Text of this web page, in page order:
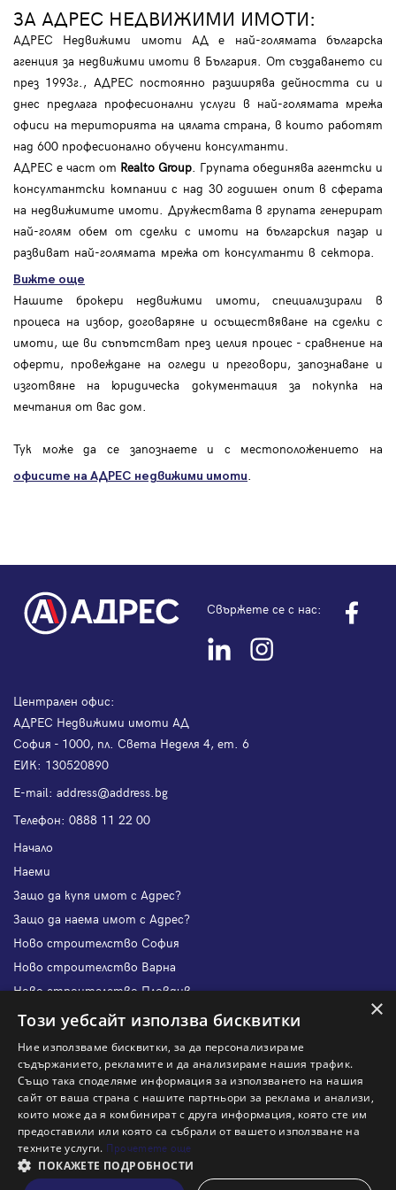
ЗА АДРЕС НЕДВИЖИМИ ИМОТИ:
АДРЕС Недвижими имоти АД е най-голямата българска
агенция за недвижими имоти в България. От създаването си
през 1993г., АДРЕС постоянно разширява дейността си и
днес предлага професионални услуги в най-голямата мрежа
офиси на територията на цялата страна, в които работят
над 600 професионално обучени консултанти.
АДРЕС е част от Realto Group. Групата обединява агентски и
консултантски компании с над 30 годишен опит в сферата
на недвижимите имоти. Дружествата в групата генерират
най-голям обем от сделки с имоти на българския пазар и
развиват най-голямата мрежа от консултанти в сектора.
Вижте още
Нашите брокери недвижими имоти, специализирали в
процеса на избор, договаряне и осъществяване на сделки с
имоти, ще ви съпътстват през целия процес - сравнение на
оферти, провеждане на огледи и преговори, запознаване и
изготвяне на юридическа документация за покупка на
мечтания от вас дом.
Тук може да се запознаете и с местоположението на
офисите на АДРЕС недвижими имоти.
Свържете се с нас:
Централен офис:
АДРЕС Недвижими имоти АД
София - 1000, пл. Света Неделя 4, ет. 6
ЕИК: 130520890
Е-mail: address@address.bg
Телефон: 0888 11 22 00
Начало
Наеми
Защо да купя имот с Адрес?
Защо да наема имот с Адрес?
Ново строителство София
Ново строителство Варна
Ново строителство Пловдив
Ново строителство Бургас
Защо да отдам имот с Адрес?
Наши офиси
Кариери
Кои сме ние?
Франчайз
Блог
×
Този уебсайт използва бисквитки
Ние използваме бисквитки, за да персонализираме
съдържанието, рекламите и да анализираме нашия трафик.
Също така споделяме информация за използването на нашия
сайт от ваша страна с нашите партньори за реклама и анализи,
които може да я комбинират с друга информация, която сте им
предоставили или която са събрали от вашето използване на
техните услуги. Прочетете още
ПОКАЖЕТЕ ПОДРОБНОСТИ